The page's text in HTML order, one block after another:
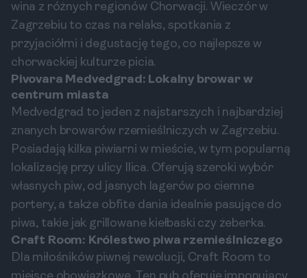
wina z różnych regionów Chorwacji. Wieczór w
Zagrzebiu to czas na relaks, spotkania z
przyjaciółmi i degustację tego, co najlepsze w
chorwackiej kulturze picia.
Pivovara Medvedgrad: Lokalny browar w
centrum miasta
Medvedgrad to jeden z najstarszych i najbardziej
znanych browarów rzemieślniczych w Zagrzebiu.
Posiadają kilka piwiarni w mieście, w tym popularną
lokalizację przy ulicy Ilica. Oferują szeroki wybór
własnych piw, od jasnych lagerów po ciemne
portery, a także obfite dania idealnie pasujące do
piwa, takie jak grillowane kiełbaski czy żeberka.
Craft Room: Królestwo piwa rzemieślniczego
Dla miłośników piwnej rewolucji, Craft Room to